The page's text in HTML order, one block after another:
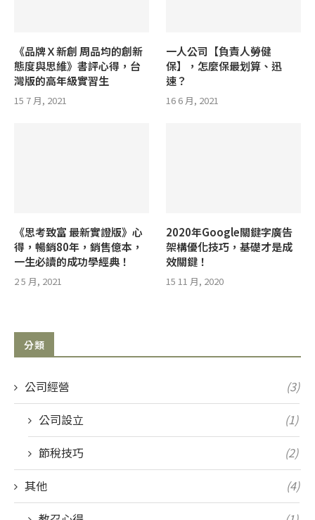
《品牌Ｘ新創 周品均的創新
態度與思維》書評心得，台
灣版的高年級實習生
15 7 月, 2021
一人公司【負責人勞健
保】，怎麼保最划算、迅
速？
16 6 月, 2021
《思考致富 最新實證版》心
得，暢銷80年，銷售億本，
一生必讀的成功學經典！
2 5 月, 2021
2020年Google關鍵字廣告
架構優化技巧，基礎才是成
效關鍵！
15 11 月, 2020
分類
公司經營
(3)
公司設立
(1)
節稅技巧
(2)
其他
(4)